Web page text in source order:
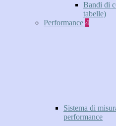
Bandi di
tabelle)
Performance 4
Sistema di
performance